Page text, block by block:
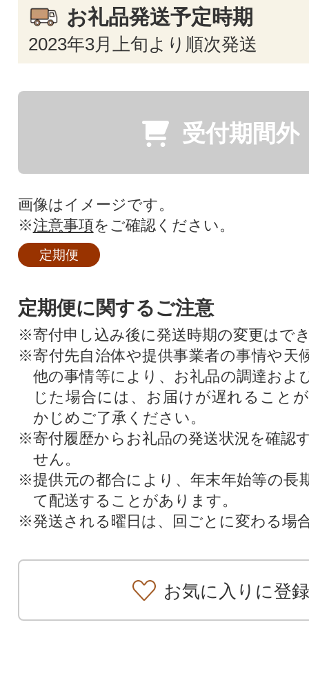
お礼品発送予定時期
2023年3月上旬より順次発送
受付期間外
画像はイメージです。
※注意事項をご確認ください。
定期便
定期便に関するご注意
※寄付申し込み後に発送時期の変更はで
※寄付先自治体や提供事業者の事情や天
他の事情等により、お礼品の調達およ
じた場合には、お届けが遅れること
かじめご了承ください。
※寄付履歴からお礼品の発送状況を確認
せん。
※提供元の都合により、年末年始等の長
て配送することがあります。
※発送される曜日は、回ごとに変わる場
お気に入りに登録